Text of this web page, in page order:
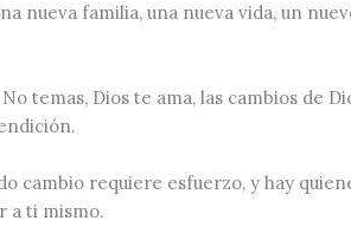
nueva familia, una nueva vida, un
temas, Dios te ama, las cambios de
cambio requiere esfuerzo, y hay
a ti mismo.